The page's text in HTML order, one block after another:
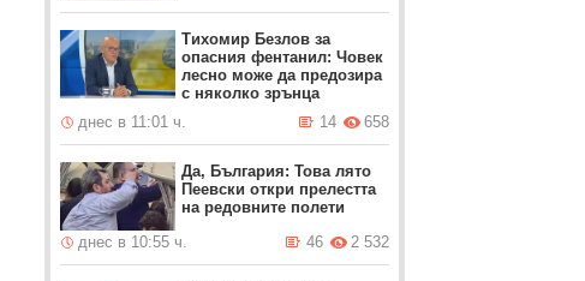
Тихомир Безлов за
опасния фентанил: Човек
лесно може да предозира
с няколко зрънца
днес в 11:01 ч.
658
14
Да, България: Това лято
Пеевски откри прелестта
на редовните полети
днес в 10:55 ч.
2 532
46